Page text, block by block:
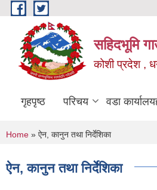
Skip to main content
सहिदभूमि
कोशी प्रदेश ,
गृहपृष्ठ परिचय वडा
You are here
Home » ऐन, कानुन तथा निर्देशिका
ऐन, कानुन तथा निर्देशिका